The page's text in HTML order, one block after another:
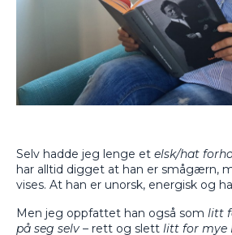
Selv hadde jeg lenge et elsk/hat
har alltid digget at han er smågærn,
vises. At han er unorsk, energisk og
Men jeg oppfattet han også som litt
på seg selv – rett og slett litt for mye